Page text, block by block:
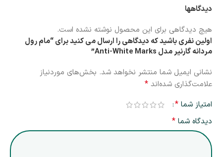
دیدگاهها
هیچ دیدگاهی برای این محصول نوشته نشده است.
اولین نفری باشید که دیدگاهی را ارسال می کنید برای “مام رول
مردانه گارنیر مدل Anti-White Marks”
نشانی ایمیل شما منتشر نخواهد شد. بخش‌های موردنیاز
علامت‌گذاری شده‌اند *
امتیاز شما *
دیدگاه شما *